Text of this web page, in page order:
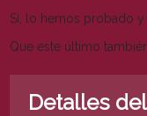
Si, lo hemos probado y
Que este último
Detalles